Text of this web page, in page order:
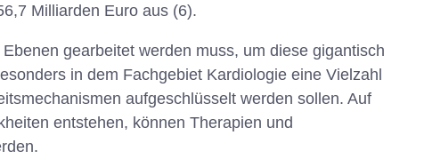
Milliarden Euro aus (6).
gearbeitet werden muss, um diese gigantisch
in dem Fachgebiet Kardiologie eine Vielzahl
aufgeschlüsselt werden sollen. Auf
entstehen, können Therapien und